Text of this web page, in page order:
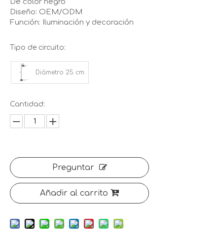
De color negro
Diseño: OEM/ODM
Función: Iluminación y decoración
Tipo de circuito:
Diámetro 25 cm.
Cantidad:
Preguntar
Añadir al carrito